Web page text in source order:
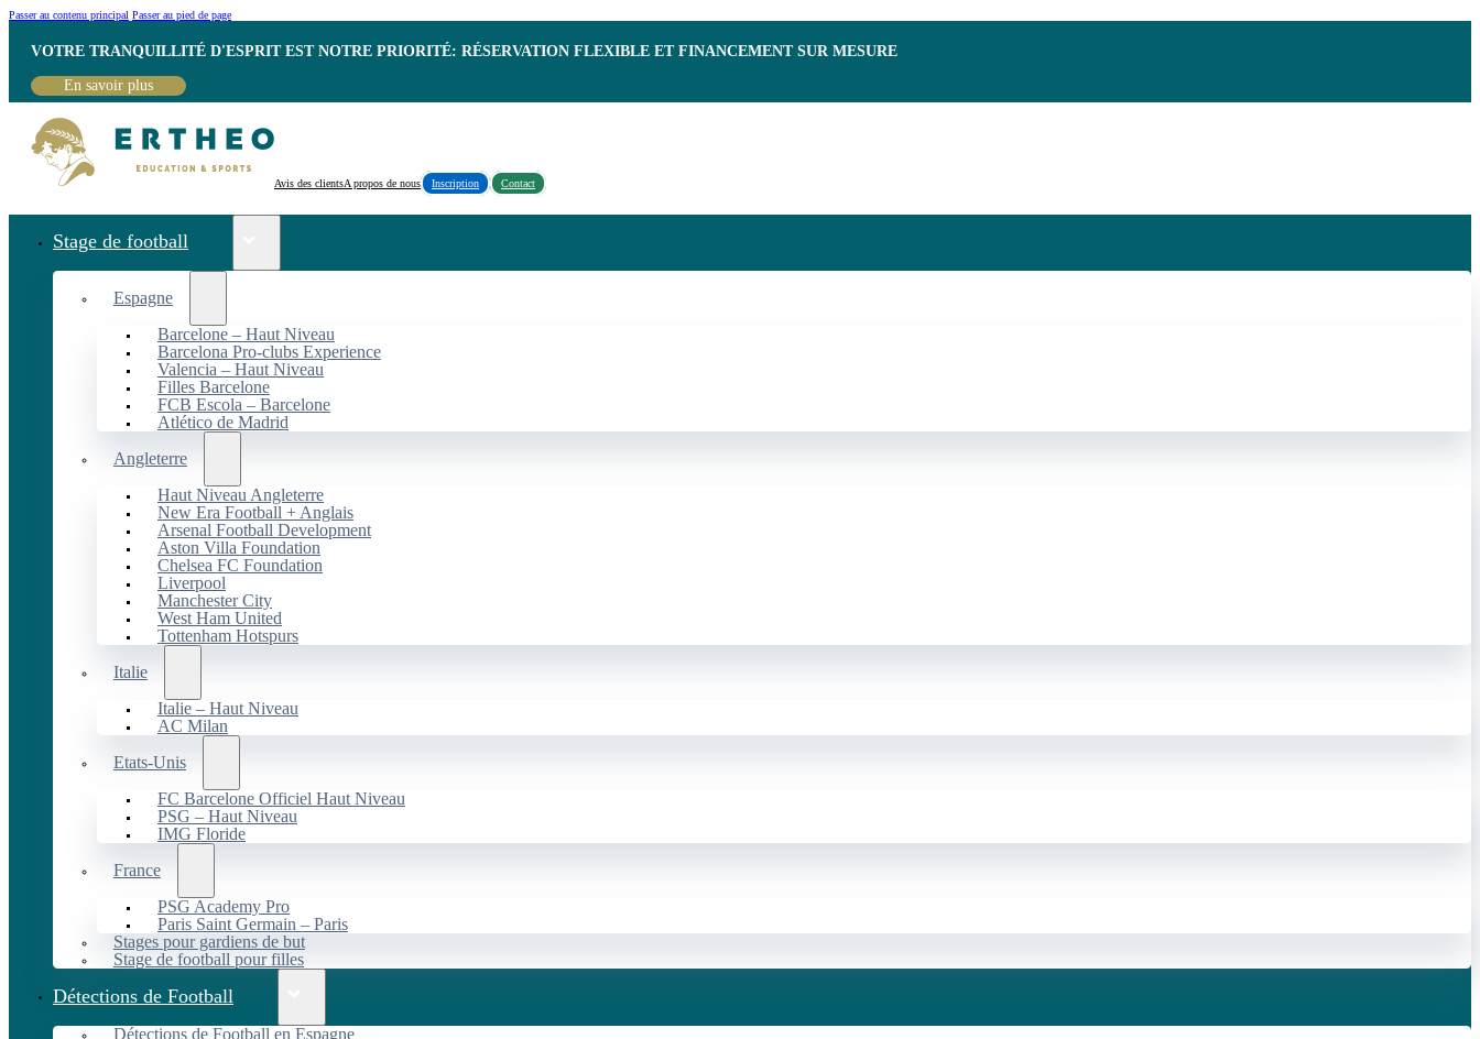
Passer au contenu principal Passer au pied de page
VOTRE TRANQUILLITÉ D'ESPRIT EST NOTRE PRIORITÉ: RÉSERVATION FLEXIBLE ET FINANCEMENT SUR MESURE
En savoir plus
Avis des clientsA propos de nous Inscription Contact
Stage de football
Espagne
Barcelone – Haut Niveau
Barcelona Pro-clubs Experience
Valencia – Haut Niveau
Filles Barcelone
FCB Escola – Barcelone
Atlético de Madrid
Angleterre
Haut Niveau Angleterre
New Era Football + Anglais
Arsenal Football Development
Aston Villa Foundation
Chelsea FC Foundation
Liverpool
Manchester City
West Ham United
Tottenham Hotspurs
Italie
Italie – Haut Niveau
AC Milan
Etats-Unis
FC Barcelone Officiel Haut Niveau
PSG – Haut Niveau
IMG Floride
France
PSG Academy Pro
Paris Saint Germain – Paris
Stages pour gardiens de but
Stage de football pour filles
Détections de Football
Détections de Football en Espagne